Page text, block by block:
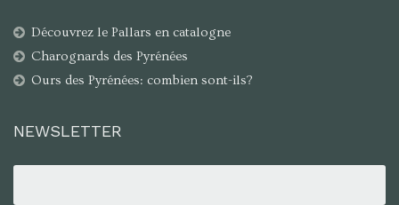
Découvrez le Pallars en catalogne
Charognards des Pyrénées
Ours des Pyrénées: combien sont-ils?
NEWSLETTER